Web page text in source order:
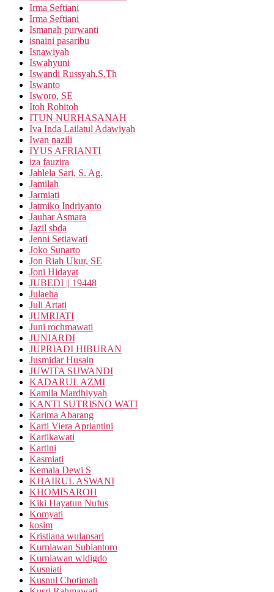
Irma Seftiani
Irma Seftiani
Ismanah purwanti
isnaini pasaribu
Isnawiyah
Iswahyuni
Iswandi Russyah,S.Th
Iswanto
Isworo, SE
Itoh Robitoh
ITUN NURHASANAH
Iva Inda Lailatul Adawiyah
Iwan nazili
IYUS AFRIANTI
iza fauzira
Jahlela Sari, S. Ag.
Jamilah
Jarmiati
Jatmiko Indriyanto
Jauhar Asmara
Jazil sbda
Jenni Setiawati
Joko Sunarto
Jon Riah Ukur, SE
Joni Hidayat
JUBEDI || 19448
Julaeha
Juli Artati
JUMRIATI
Juni rochmawati
JUNIARDI
JUPRIADI HIBURAN
Jusmidar Husain
JUWITA SUWANDI
KADARUL AZMI
Kamila Mardhiyyah
KANTI SUTRISNO WATI
Karima Abarang
Karti Viera Apriantini
Kartikawati
Kartini
Kasmiati
Kemala Dewi S
KHAIRUL ASWANI
KHOMISAROH
Kiki Hayatun Nufus
Komyati
kosim
Kristiana wulansari
Kurniawan Subiantoro
Kurniawan widigdo
Kusniati
Kusnul Chotimah